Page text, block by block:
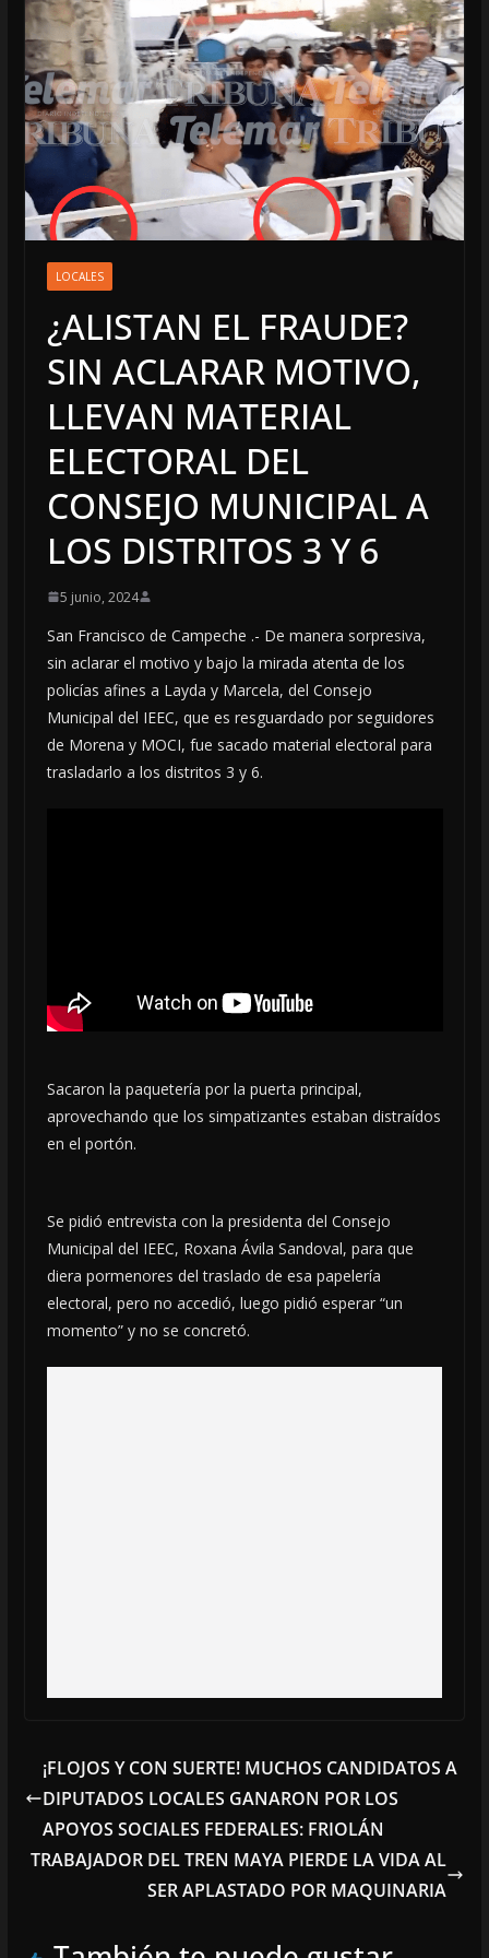
LOCALES
¿ALISTAN EL FRAUDE?
SIN ACLARAR MOTIVO,
LLEVAN MATERIAL
ELECTORAL DEL
CONSEJO MUNICIPAL A
LOS DISTRITOS 3 Y 6
5 junio, 2024
San Francisco de Campeche .- De manera sorpresiva,
sin aclarar el motivo y bajo la mirada atenta de los
policías afines a Layda y Marcela, del Consejo
Municipal del IEEC, que es resguardado por seguidores
de Morena y MOCI, fue sacado material electoral para
trasladarlo a los distritos 3 y 6.
Sacaron la paquetería por la puerta principal,
aprovechando que los simpatizantes estaban distraídos
en el portón.
Se pidió entrevista con la presidenta del Consejo
Municipal del IEEC, Roxana Ávila Sandoval, para que
diera pormenores del traslado de esa papelería
electoral, pero no accedió, luego pidió esperar “un
momento” y no se concretó.
¡FLOJOS Y CON SUERTE! MUCHOS CANDIDATOS A
DIPUTADOS LOCALES GANARON POR LOS
APOYOS SOCIALES FEDERALES: FRIOLÁN
TRABAJADOR DEL TREN MAYA PIERDE LA VIDA AL
SER APLASTADO POR MAQUINARIA